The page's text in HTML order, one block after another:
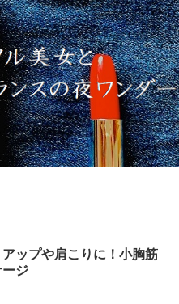
ップや肩こりに！小胸筋
ージ